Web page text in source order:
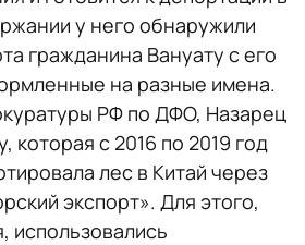
у него обнаружили
гражданина Вануату с его
на разные имена.
РФ по ДФО, Назарец
которая с 2016 по 2019 год
лес в Китай через
экспорт». Для этого,
использовались